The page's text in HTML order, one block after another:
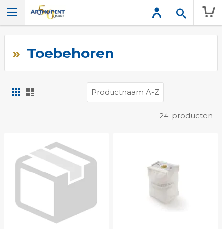
Toebehoren
Foto-
tabel
24 producten